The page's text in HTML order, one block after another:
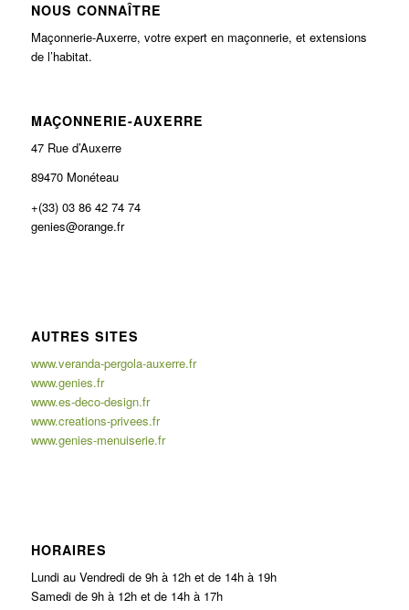
NOUS CONNAÎTRE
Maçonnerie-Auxerre, votre expert en maçonnerie, et extensions
de l’habitat.
MAÇONNERIE-AUXERRE
47 Rue d’Auxerre
89470 Monéteau
+(33) 03 86 42 74 74
genies@orange.fr
AUTRES SITES
www.veranda-pergola-auxerre.fr
www.genies.fr
www.es-deco-design.fr
www.creations-privees.fr
www.genies-menuiserie.fr
HORAIRES
Lundi au Vendredi de 9h à 12h et de 14h à 19h
Samedi de 9h à 12h et de 14h à 17h